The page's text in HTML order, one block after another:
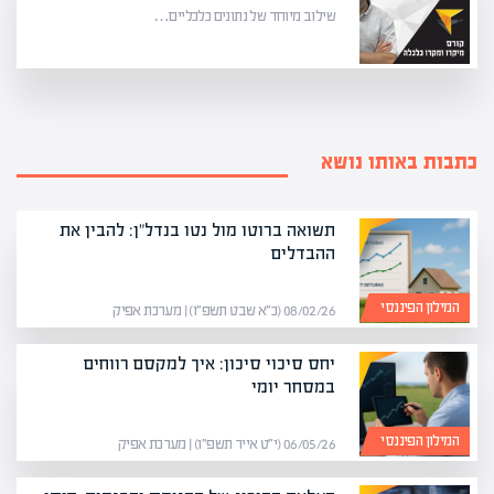
שילוב מיוחד של נתונים כלכליים…
כתבות באותו נושא
המילון הפיננסי
תשואה ברוטו מול נטו בנדל"ן: להבין את
ההבדלים
08/02/26 (כ״א שבט תשפ״ו) | מערכת אפיק
המילון הפיננסי
יחס סיכוי סיכון: איך למקסם רווחים
במסחר יומי
06/05/26 (י״ט אייר תשפ״ו) | מערכת אפיק